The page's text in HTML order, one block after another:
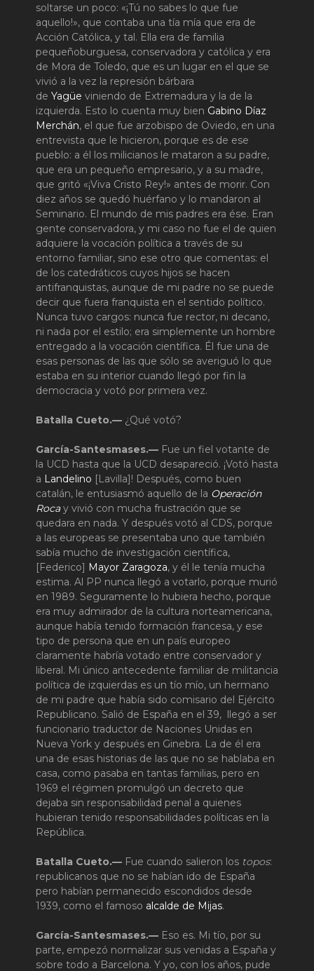
soltarse un poco: «¡Tú no sabes lo que fue
aquello!», que contaba una tía mía que era de
Acción Católica, y tal. Ella era de familia
pequeñoburguesa, conservadora y católica y era
de Mora de Toledo, que es un lugar en el que se
vivió a la vez la represión bárbara
de Yagüe viniendo de Extremadura y la de la
izquierda. Esto lo cuenta muy bien Gabino Díaz
Merchán, el que fue arzobispo de Oviedo, en una
entrevista que le hicieron, porque es de ese
pueblo: a él los milicianos le mataron a su padre,
que era un pequeño empresario, y a su madre,
que gritó «¡Viva Cristo Rey!» antes de morir. Con
diez años se quedó huérfano y lo mandaron al
Seminario. El mundo de mis padres era ése. Eran
gente conservadora, y mi caso no fue el de quien
adquiere la vocación política a través de su
entorno familiar, sino ese otro que comentas: el
de los catedráticos cuyos hijos se hacen
antifranquistas, aunque de mi padre no se puede
decir que fuera franquista en el sentido político.
Nunca tuvo cargos: nunca fue rector, ni decano,
ni nada por el estilo; era simplemente un hombre
entregado a la vocación científica. Él fue una de
esas personas de las que sólo se averiguó lo que
estaba en su interior cuando llegó por fin la
democracia y votó por primera vez.
Batalla Cueto.— ¿Qué votó?
García-Santesmases.— Fue un fiel votante de
la UCD hasta que la UCD desapareció. ¡Votó hasta
a Landelino [Lavilla]! Después, como buen
catalán, le entusiasmó aquello de la Operación
Rocay vivió con mucha frustración que se
quedara en nada. Y después votó al CDS, porque
a las europeas se presentaba uno que también
sabía mucho de investigación científica,
[Federico] Mayor Zaragoza, y él le tenía mucha
estima. Al PP nunca llegó a votarlo, porque murió
en 1989. Seguramente lo hubiera hecho, porque
era muy admirador de la cultura norteamericana,
aunque había tenido formación francesa, y ese
tipo de persona que en un país europeo
claramente habría votado entre conservador y
liberal. Mi único antecedente familiar de militancia
política de izquierdas es un tío mío, un hermano
de mi padre que había sido comisario del Ejército
Republicano. Salió de España en el 39, llegó a ser
funcionario traductor de Naciones Unidas en
Nueva York y después en Ginebra. La de él era
una de esas historias de las que no se hablaba en
casa, como pasaba en tantas familias, pero en
1969 el régimen promulgó un decreto que
dejaba sin responsabilidad penal a quienes
hubieran tenido responsabilidades políticas en la
República.
Batalla Cueto.— Fue cuando salieron los topos:
republicanos que no se habían ido de España
pero habían permanecido escondidos desde
1939, como el famoso alcalde de Mijas.
García-Santesmases.— Eso es. Mi tío, por su
parte, empezó normalizar sus venidas a España y
sobre todo a Barcelona. Y yo, con los años, pude